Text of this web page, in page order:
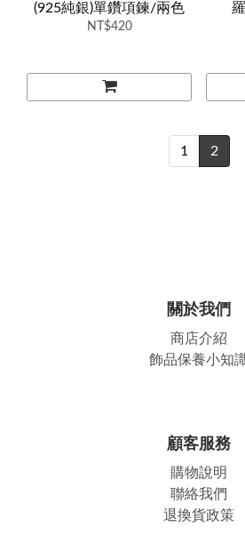
(925純銀)單鑽項鍊/兩色
NT$420
1 2
關於我們
商店介紹
飾品保養小知
顧客服務
購物說明
聯絡我們
退換貨政策